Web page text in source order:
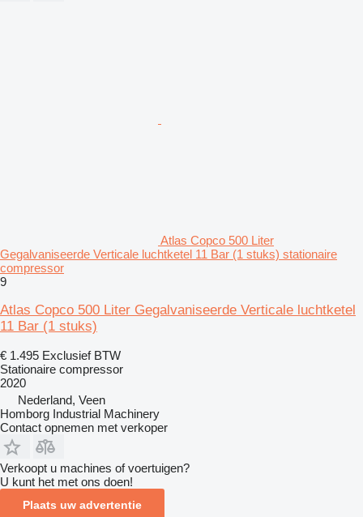
Atlas Copco 500 Liter
Gegalvaniseerde Verticale luchtketel 11 Bar (1 stuks) stationaire
compressor
9
Atlas Copco 500 Liter Gegalvaniseerde Verticale luchtketel
11 Bar (1 stuks)
€ 1.495 Exclusief BTW
Stationaire compressor
2020
Nederland, Veen
Homborg Industrial Machinery
Contact opnemen met verkoper
Verkoopt u machines of voertuigen?
U kunt het met ons doen!
Plaats uw advertentie